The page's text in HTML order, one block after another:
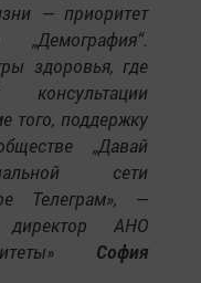
— приоритет
„Демография“.
здоровья, где
консультации
того, поддержку
„Давай
сети
Телеграм», —
директор АНО
София